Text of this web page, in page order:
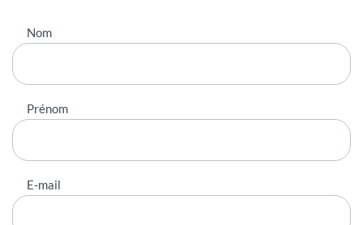
Nous
contacter
Nom
Prénom
E-mail